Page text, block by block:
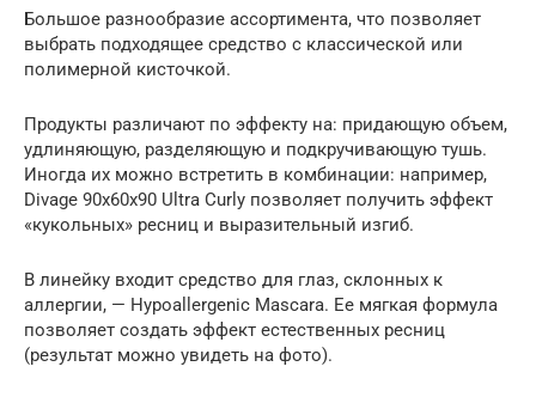
Большое разнообразие ассортимента, что позволяет
выбрать подходящее средство с классической или
полимерной кисточкой.
Продукты различают по эффекту на: придающую объем,
удлиняющую, разделяющую и подкручивающую тушь.
Иногда их можно встретить в комбинации: например,
Divage 90х60х90 Ultra Curly позволяет получить эффект
«кукольных» ресниц и выразительный изгиб.
В линейку входит средство для глаз, склонных к
аллергии, — Hypoallergenic Mascara. Ее мягкая формула
позволяет создать эффект естественных ресниц
(результат можно увидеть на фото).